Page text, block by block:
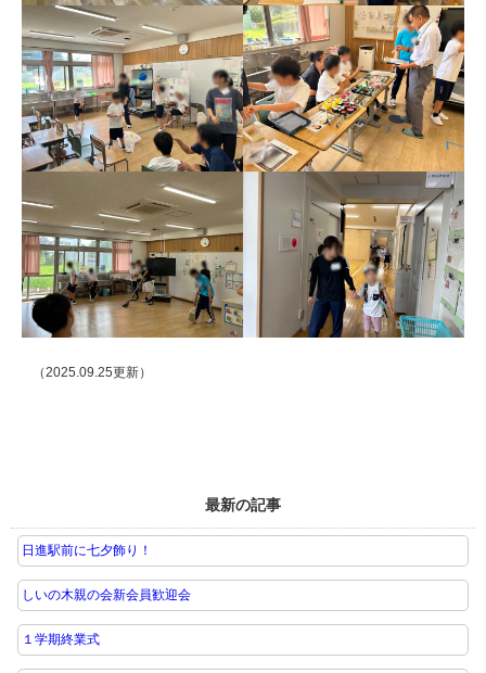
（2025.09.25更新）
最新の記事
日進駅前に七夕飾り！
しいの木親の会新会員歓迎会
１学期終業式